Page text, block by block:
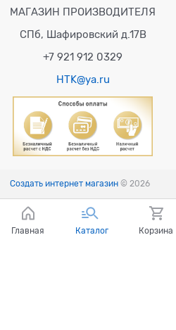
МАГАЗИН ПРОИЗВОДИТЕЛЯ
СПб, Шафировский д.17В
+7 921 912 0329
HTK@ya.ru
Создать интернет магазин © 2026
Главная Каталог Корзина